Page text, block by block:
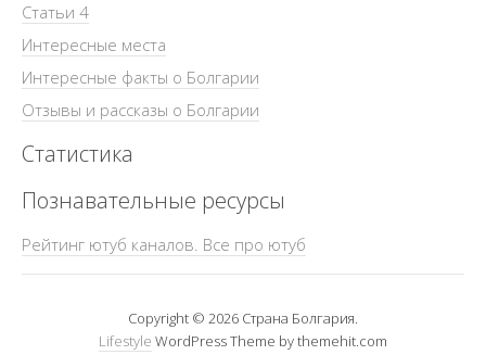
Статьи 4
Интересные места
Интересные факты о Болгарии
Отзывы и рассказы о Болгарии
Статистика
Познавательные ресурсы
Рейтинг ютуб каналов. Все про ютуб
Copyright © 2026 Страна Болгария.
Lifestyle WordPress Theme by themehit.com